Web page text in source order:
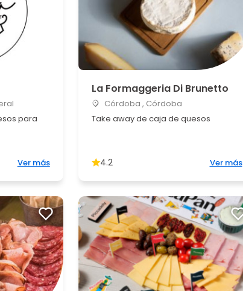
para
Ver más
La Formaggeria Di Brunetto
Córdoba , Córdoba
Take away de caja de quesos
4.2 Ver más